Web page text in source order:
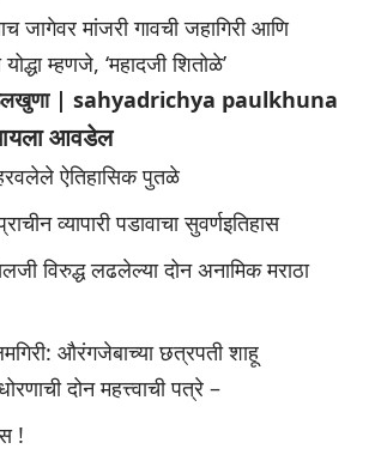
जागेवर मांजरी गावची जहागिरी आणि
म्हणजे, ‘महादजी शितोळे’
| sahyadrichya paulkhuna
आवडेल
ऐतिहासिक पुतळे
व्यापारी पडावाचा सुवर्णइतिहास
विरुद्ध लढलेल्या दोन अनामिक मराठा
औरंगजेबाच्या छत्रपती शाहू
दोन महत्त्वाची पत्रे –
!